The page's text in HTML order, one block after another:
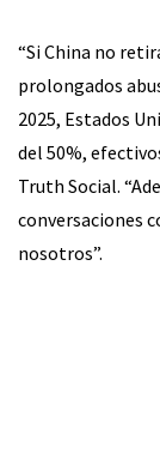
“Si China no
prolongados
2025, Estados
del 50%,
Truth Social.
conversaciones
nosotros”.